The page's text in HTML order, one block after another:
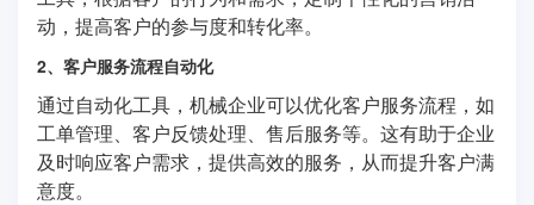
动，提高客户的参与度和转化率。
2、客户服务流程自动化
通过自动化工具，机械企业可以优化客户服务流程，如
工单管理、客户反馈处理、售后服务等。这有助于企业
及时响应客户需求，提供高效的服务，从而提升客户满
意度。